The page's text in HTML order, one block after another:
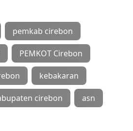
pemkab cirebon
PEMKOT Cirebon
kebakaran
cirebon asn